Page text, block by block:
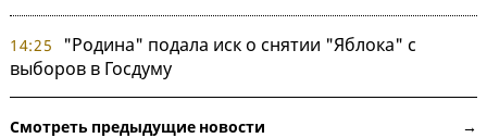
14:25
"Родина" подала иск о снятии "Яблока" с
выборов в Госдуму
Смотреть предыдущие новости →